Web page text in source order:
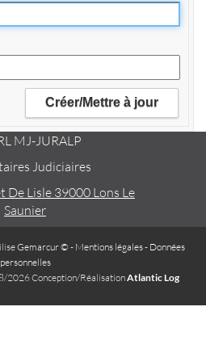
MJ-JURALP
Judiciaires
De Lisle 39000 Lons Le
Saunier
Gemarcur © - Mentions légales- Données
personnelles
2026 Conception/RéalisationAtlantic Log